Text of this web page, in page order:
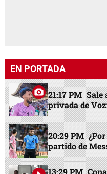
EN PORTADA
21:17 PM Sale
privada de
20:29 PM
partido de
13:29 PM